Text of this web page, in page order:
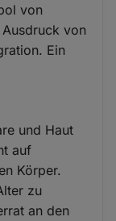
von
von
Ein
und Haut
auf
Körper.
zu
an den